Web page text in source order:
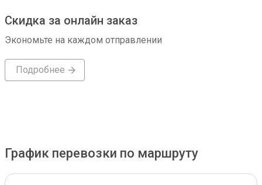
Скидка за онлайн заказ
Экономьте на каждом отправлении
Подробнее
График перевозки по маршруту